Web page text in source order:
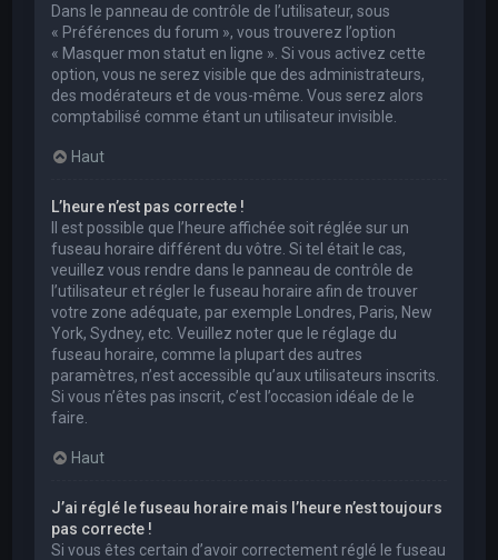
Dans le panneau de contrôle de l’utilisateur, sous
« Préférences du forum », vous trouverez l’option
« Masquer mon statut en ligne ». Si vous activez cette
option, vous ne serez visible que des administrateurs,
des modérateurs et de vous-même. Vous serez alors
comptabilisé comme étant un utilisateur invisible.
Haut
L’heure n’est pas correcte !
Il est possible que l’heure affichée soit réglée sur un
fuseau horaire différent du vôtre. Si tel était le cas,
veuillez vous rendre dans le panneau de contrôle de
l’utilisateur et régler le fuseau horaire afin de trouver
votre zone adéquate, par exemple Londres, Paris, New
York, Sydney, etc. Veuillez noter que le réglage du
fuseau horaire, comme la plupart des autres
paramètres, n’est accessible qu’aux utilisateurs inscrits.
Si vous n’êtes pas inscrit, c’est l’occasion idéale de le
faire.
Haut
J’ai réglé le fuseau horaire mais l’heure n’est toujours
pas correcte !
Si vous êtes certain d’avoir correctement réglé le fuseau